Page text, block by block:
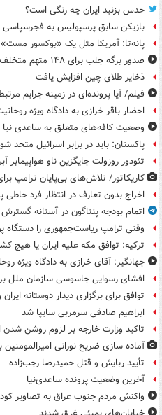
حدس بزنید ایران چه رنگی است؟
بازیکن سابق پرسپولیس به
پانه‌تا: آمریکا مثل یک «بوکسور
صدور برگه جلب برای ۱۴۸ متهم متخلف ارزی
ذخایر طلای چین افزایش یافت
فیلم/ آیا پرونده‌ای در زمینه جرایم
احضار باقر خرازی به دادگاه ویژه
وضعیت کافه‌های متعلق به ساعدی نیا
پاکستان: باید در برابر اسرائیل متحد
تئودور روزولت جایگزین ناو هواپیمابر
کاریکاتور/ تلاش‌های بی‌پایان ترامپ
اخراج بدون تعارف در انتظار فرد
اتمام بودجه پنتاگون در آستانه
وقتی ترامپ ریاست‌جمهوری را دستگاه
ترکیه: توافق مکه علیه ایران یا هیچ
جهانگیر: آقای خرازی به دادگاه ویژه
افشای رسوایی جاسوسی سازمان ملل
توافق برای برگزاری دیدار دوستانه ایران
ابراهیم صادقی سرمربی سایپا شد
تاکید وزارت خارجه بر لزوم روشن
آماده سازی ضریح نورانی امیرالمومنین
تأیید ربایش و قتل حمیدرضا رجب‌زاده
آخرین وضعیت پرونده ساعدی‌نیا
واکنش مردم جنوب عراق به تصاویر